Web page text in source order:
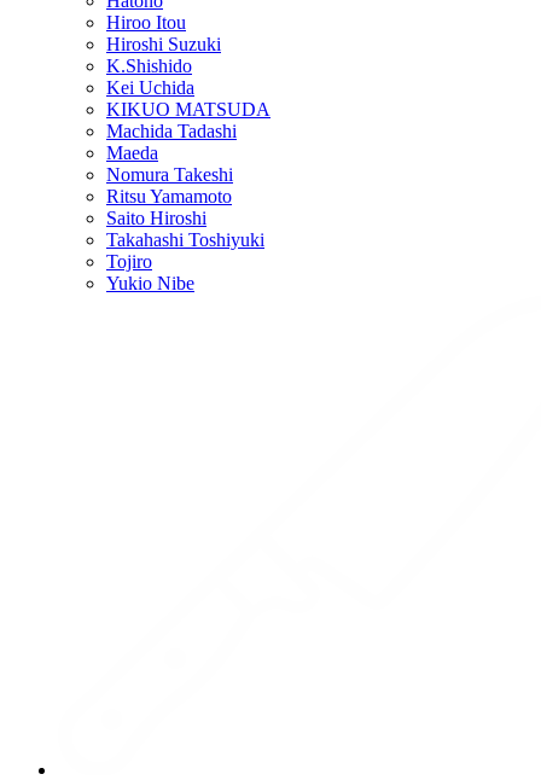
Hiroo Itou
Hiroshi Suzuki
K.Shishido
Kei Uchida
KIKUO MATSUDA
Machida Tadashi
Maeda
Nomura Takeshi
Ritsu Yamamoto
Saito Hiroshi
Takahashi Toshiyuki
Tojiro
Yukio Nibe